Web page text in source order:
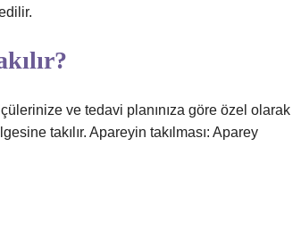
ve tedavi planınıza göre özel olarak
takılır. Apareyin takılması: Aparey